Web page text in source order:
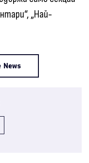
„Най-